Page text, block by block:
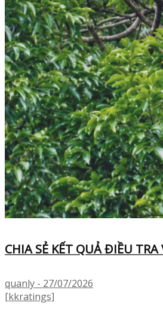
CHIA SẺ KẾT QUẢ ĐIỀU
quanly - 27/07/2026
[kkratings]